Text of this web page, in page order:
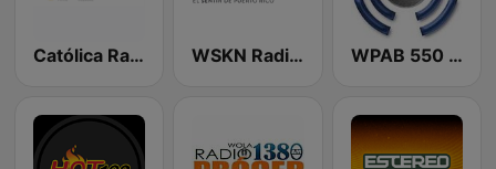
Católica Radio WSKN Radio Isla 1320 AM WPAB 550 AM